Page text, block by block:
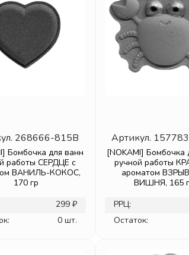
268666-815B
Бомбочка для ванн
работы СЕРДЦЕ с
ВАНИЛЬ-КОКОС,
170 гр
299 ₽
0 шт.
Артикул.
[NOKAMI] Бомбочка
ручной работы
ароматом
ВИШНЯ, 165
РРЦ:
Остаток: